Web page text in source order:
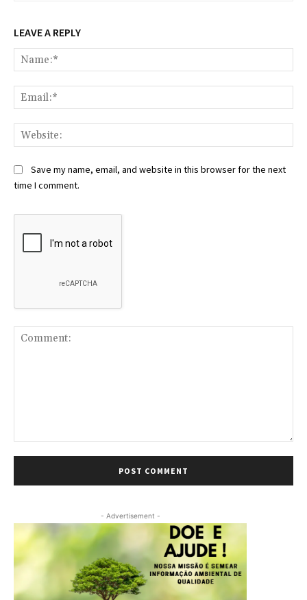
LEAVE A REPLY
Save my name, email, and website in this browser for the next
time I comment.
- Advertisement -